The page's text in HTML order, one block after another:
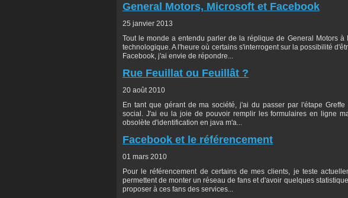
General Motors, Microsoft et Facebook
25 janvier 2013
Tout le monde a entendu parler de la réplique de General Motors à
technologique. A l'heure où certains s'interrogent sur la possibilité
Facebook, j'ai envie de répondre...
Rue Feuillat ou Feuillât ?
20 août 2010
En tant que gérant de ma société, j'ai du passer par l'étape
social. J'ai eu la joie de pouvoir remplir les formulaires en ligne
obsolète d'identification en java m'a...
Facebook et le référencement
01 mars 2010
Pour le référencement de certains de mes clients, je teste
permettent de monter un réseau de fans et d'avoir quelques
proposer à ces fans des services...